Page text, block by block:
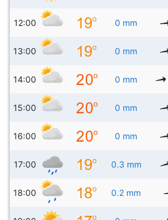
12:00 0 mm
13:00 0 mm
14:00 0 mm
15:00 0 mm
16:00 0 mm
17:00 0.3 mm
18:00 0.2 mm